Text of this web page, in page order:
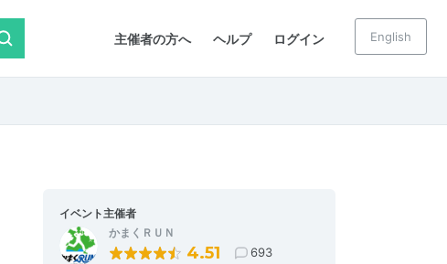
主催者の方へ ヘルプ ログイン English
イベント主催者
かまくＲＵＮ
4.51 693